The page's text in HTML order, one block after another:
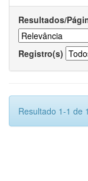
Resultados/
Registro(s)
Resultado 1-1 de